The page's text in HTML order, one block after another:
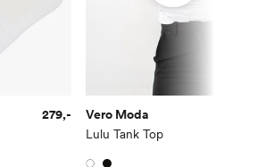
279,-
Vero Moda
Lulu Tank Top